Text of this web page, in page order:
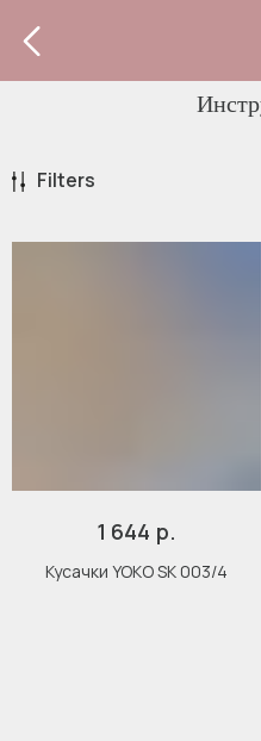
Filters
1 644 р.
Кусачки YOKO SK 003/4